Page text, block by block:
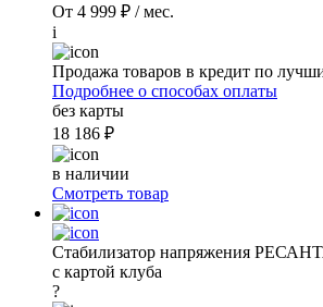
От 4 999 ₽ / мес.
i
Продажа товаров в кредит по
Подробнее о способах оплаты
без карты
18 186 ₽
в наличии
Смотреть товар
Стабилизатор напряжения
с картой клуба
?